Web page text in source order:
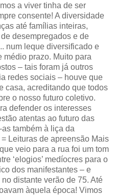
a viver tinha de ser
consente! A diversidade
até famílias inteiras,
desempregados e de
num leque diversificado e
médio prazo. Muito para
– tais foram já outros
redes sociais – houve que
casa, acreditando que todos
o nosso futuro coletivo.
defender os interesses
atentas ao futuro das
também à liça da
Leituras de apreensão Mais
veio para a rua foi um tom
‘elogios’ medíocres para o
dos manifestantes – e
distante verão de 75. Até
àquela época! Vimos